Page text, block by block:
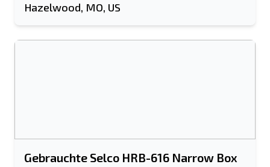
Senden
Hazelwood, MO, US
Gebrauchte Selco HRB-616 Narrow Box
zusätzliche Information